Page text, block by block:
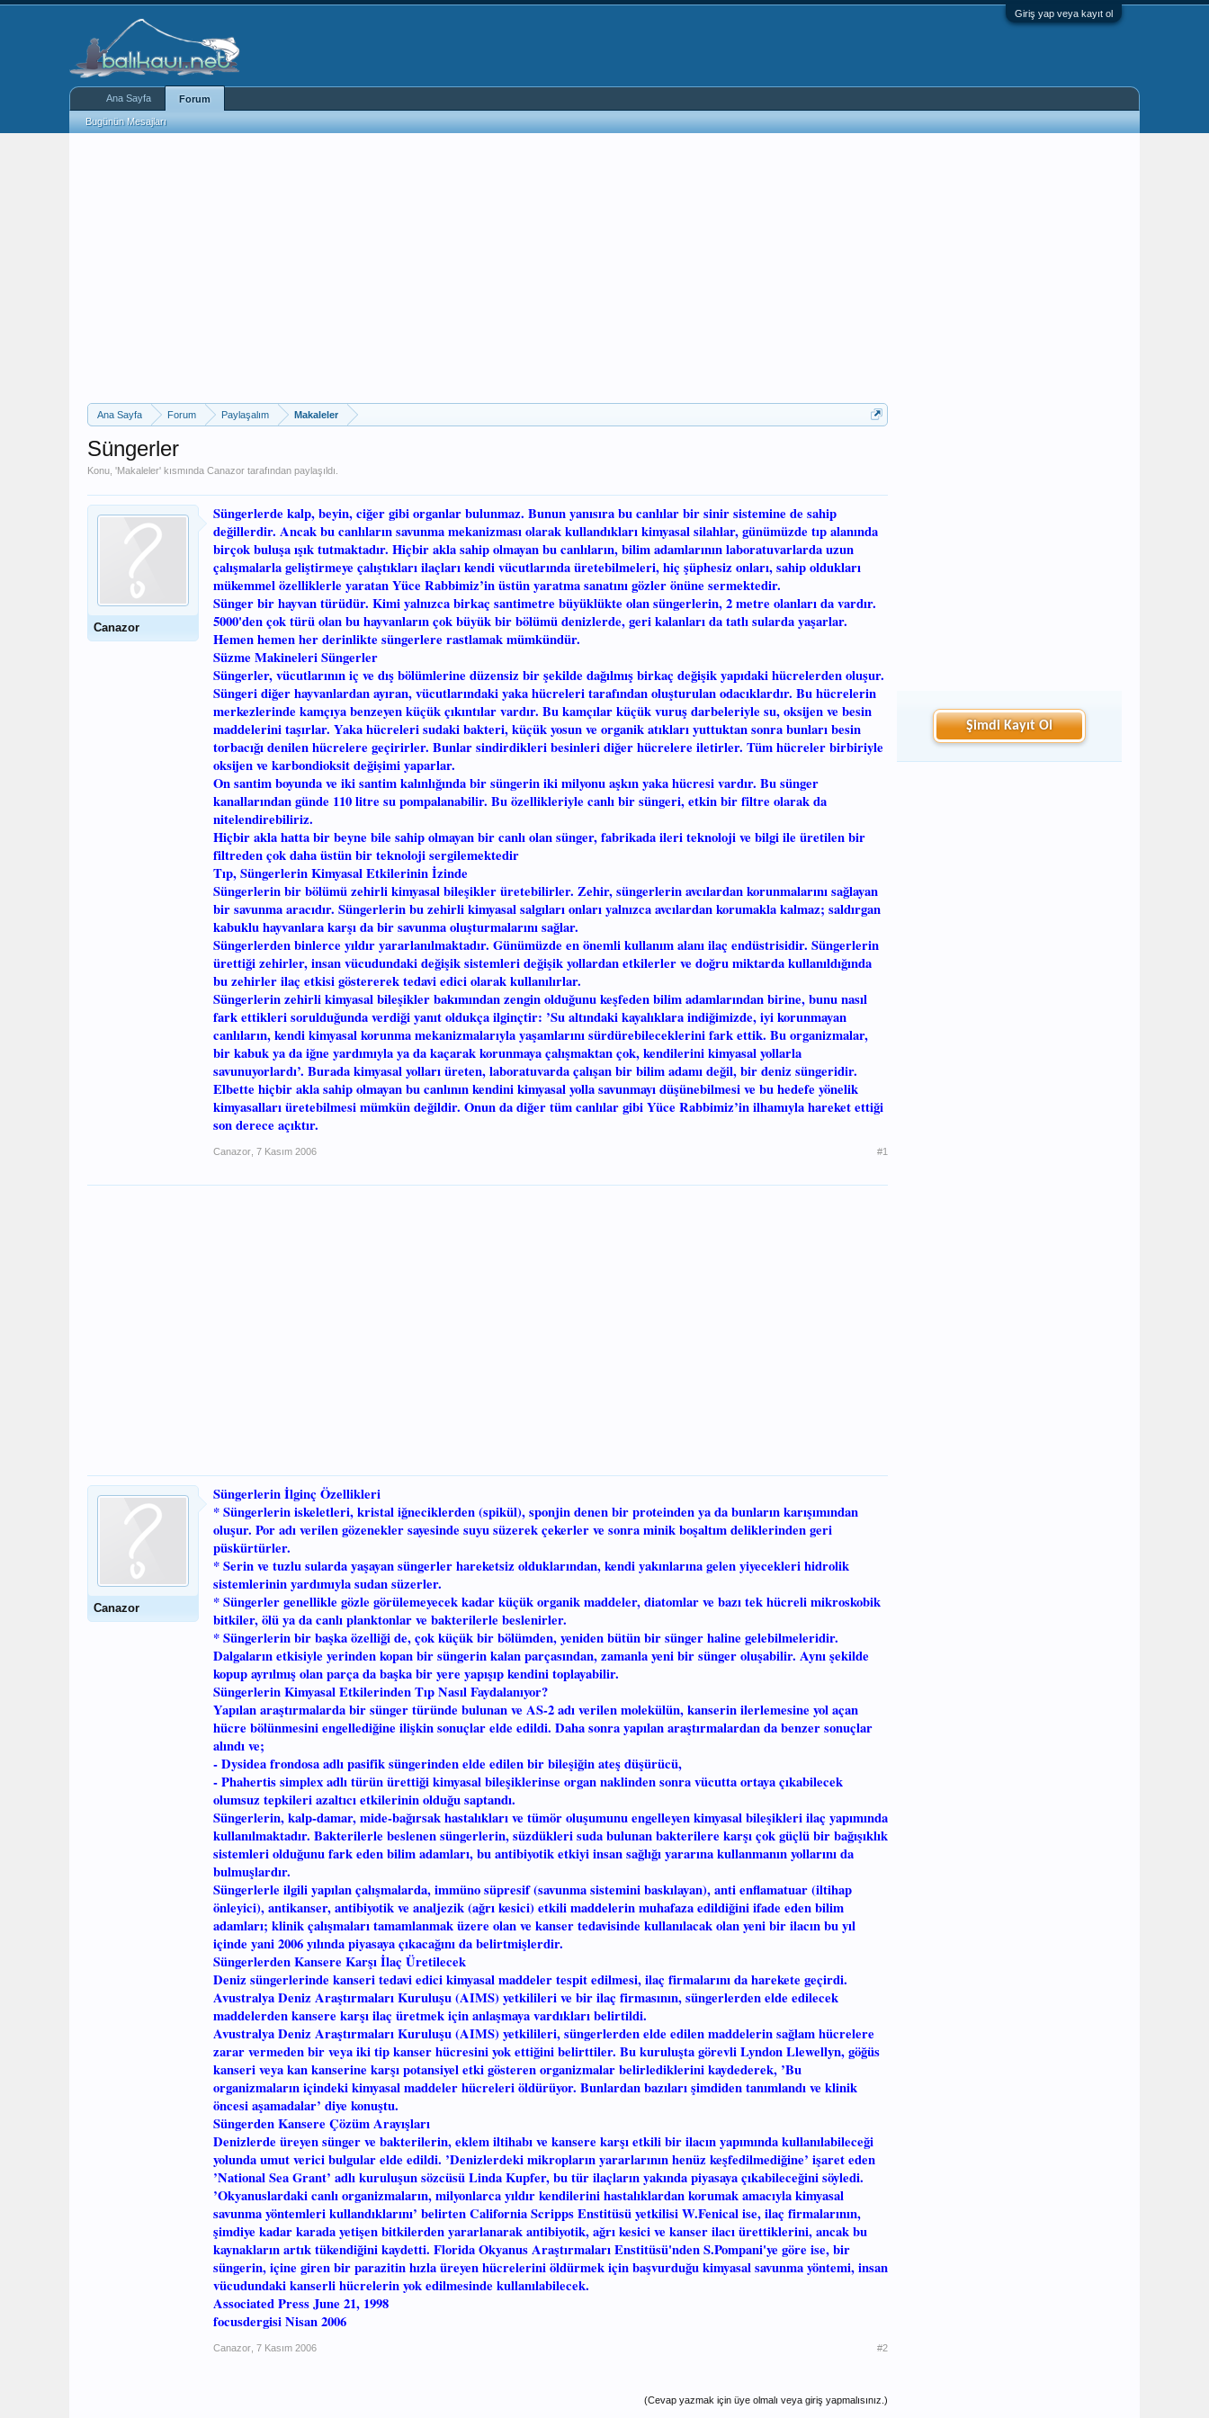
Giriş yap veya kayıt ol
Ana Sayfa Forum Paylaşalım Makaleler
Süngerler
Konu, 'Makaleler' kısmında Canazor tarafından paylaşıldı.
Canazor
Süngerlerde kalp, beyin, ciğer gibi organlar bulunmaz. Bunun yanısıra bu canlılar bir sinir sistemine de sahip
değillerdir. Ancak bu canlıların savunma mekanizması olarak kullandıkları kimyasal silahlar, günümüzde tıp alanında
birçok buluşa ışık tutmaktadır. Hiçbir akla sahip olmayan bu canlıların, bilim adamlarının laboratuvarlarda uzun
çalışmalarla geliştirmeye çalıştıkları ilaçları kendi vücutlarında üretebilmeleri, hiç şüphesiz onları, sahip oldukları
mükemmel özelliklerle yaratan Yüce Rabbimiz’in üstün yaratma sanatını gözler önüne sermektedir.
Sünger bir hayvan türüdür. Kimi yalnızca birkaç santimetre büyüklükte olan süngerlerin, 2 metre olanları da vardır.
5000'den çok türü olan bu hayvanların çok büyük bir bölümü denizlerde, geri kalanları da tatlı sularda yaşarlar.
Hemen hemen her derinlikte süngerlere rastlamak mümkündür.
Süzme Makineleri Süngerler
Süngerler, vücutlarının iç ve dış bölümlerine düzensiz bir şekilde dağılmış birkaç değişik yapıdaki hücrelerden oluşur.
Süngeri diğer hayvanlardan ayıran, vücutlarındaki yaka hücreleri tarafından oluşturulan odacıklardır. Bu hücrelerin
merkezlerinde kamçıya benzeyen küçük çıkıntılar vardır. Bu kamçılar küçük vuruş darbeleriyle su, oksijen ve besin
maddelerini taşırlar. Yaka hücreleri sudaki bakteri, küçük yosun ve organik atıkları yuttuktan sonra bunları besin
torbacığı denilen hücrelere geçirirler. Bunlar sindirdikleri besinleri diğer hücrelere iletirler. Tüm hücreler birbiriyle
oksijen ve karbondioksit değişimi yaparlar.
On santim boyunda ve iki santim kalınlığında bir süngerin iki milyonu aşkın yaka hücresi vardır. Bu sünger
kanallarından günde 110 litre su pompalanabilir. Bu özellikleriyle canlı bir süngeri, etkin bir filtre olarak da
nitelendirebiliriz.
Hiçbir akla hatta bir beyne bile sahip olmayan bir canlı olan sünger, fabrikada ileri teknoloji ve bilgi ile üretilen bir
filtreden çok daha üstün bir teknoloji sergilemektedir
Tıp, Süngerlerin Kimyasal Etkilerinin İzinde
Süngerlerin bir bölümü zehirli kimyasal bileşikler üretebilirler. Zehir, süngerlerin avcılardan korunmalarını sağlayan
bir savunma aracıdır. Süngerlerin bu zehirli kimyasal salgıları onları yalnızca avcılardan korumakla kalmaz; saldırgan
kabuklu hayvanlara karşı da bir savunma oluşturmalarını sağlar.
Süngerlerden binlerce yıldır yararlanılmaktadır. Günümüzde en önemli kullanım alanı ilaç endüstrisidir. Süngerlerin
ürettiği zehirler, insan vücudundaki değişik sistemleri değişik yollardan etkilerler ve doğru miktarda kullanıldığında
bu zehirler ilaç etkisi göstererek tedavi edici olarak kullanılırlar.
Süngerlerin zehirli kimyasal bileşikler bakımından zengin olduğunu keşfeden bilim adamlarından birine, bunu nasıl
fark ettikleri sorulduğunda verdiği yanıt oldukça ilginçtir: ’Su altındaki kayalıklara indiğimizde, iyi korunmayan
canlıların, kendi kimyasal korunma mekanizmalarıyla yaşamlarını sürdürebileceklerini fark ettik. Bu organizmalar,
bir kabuk ya da iğne yardımıyla ya da kaçarak korunmaya çalışmaktan çok, kendilerini kimyasal yollarla
savunuyorlardı’. Burada kimyasal yolları üreten, laboratuvarda çalışan bir bilim adamı değil, bir deniz süngeridir.
Elbette hiçbir akla sahip olmayan bu canlının kendini kimyasal yolla savunmayı düşünebilmesi ve bu hedefe yönelik
kimyasalları üretebilmesi mümkün değildir. Onun da diğer tüm canlılar gibi Yüce Rabbimiz’in ilhamıyla hareket ettiği
son derece açıktır.
Canazor 7 Kasım 2006 #1
Canazor
Süngerlerin İlginç Özellikleri
* Süngerlerin iskeletleri, kristal iğneciklerden (spikül), sponjin denen bir proteinden ya da bunların karışımından
oluşur. Por adı verilen gözenekler sayesinde suyu süzerek çekerler ve sonra minik boşaltım deliklerinden geri
püskürtürler.
* Serin ve tuzlu sularda yaşayan süngerler hareketsiz olduklarından, kendi yakınlarına gelen yiyecekleri hidrolik
sistemlerinin yardımıyla sudan süzerler.
* Süngerler genellikle gözle görülemeyecek kadar küçük organik maddeler, diatomlar ve bazı tek hücreli mikroskobik
bitkiler, ölü ya da canlı planktonlar ve bakterilerle beslenirler.
* Süngerlerin bir başka özelliği de, çok küçük bir bölümden, yeniden bütün bir sünger haline gelebilmeleridir.
Dalgaların etkisiyle yerinden kopan bir süngerin kalan parçasından, zamanla yeni bir sünger oluşabilir. Aynı şekilde
kopup ayrılmış olan parça da başka bir yere yapışıp kendini toplayabilir.
Süngerlerin Kimyasal Etkilerinden Tıp Nasıl Faydalanıyor?
Yapılan araştırmalarda bir sünger türünde bulunan ve AS-2 adı verilen molekülün, kanserin ilerlemesine yol açan
hücre bölünmesini engellediğine ilişkin sonuçlar elde edildi. Daha sonra yapılan araştırmalardan da benzer sonuçlar
alındı ve;
- Dysidea frondosa adlı pasifik süngerinden elde edilen bir bileşiğin ateş düşürücü,
- Phahertis simplex adlı türün ürettiği kimyasal bileşiklerinse organ naklinden sonra vücutta ortaya çıkabilecek
olumsuz tepkileri azaltıcı etkilerinin olduğu saptandı.
Süngerlerin, kalp-damar, mide-bağırsak hastalıkları ve tümör oluşumunu engelleyen kimyasal bileşikleri ilaç yapımında
kullanılmaktadır. Bakterilerle beslenen süngerlerin, süzdükleri suda bulunan bakterilere karşı çok güçlü bir bağışıklık
sistemleri olduğunu fark eden bilim adamları, bu antibiyotik etkiyi insan sağlığı yararına kullanmanın yollarını da
bulmuşlardır.
Süngerlerle ilgili yapılan çalışmalarda, immüno süpresif (savunma sistemini baskılayan), anti enflamatuar (iltihap
önleyici), antikanser, antibiyotik ve analjezik (ağrı kesici) etkili maddelerin muhafaza edildiğini ifade eden bilim
adamları; klinik çalışmaları tamamlanmak üzere olan ve kanser tedavisinde kullanılacak olan yeni bir ilacın bu yıl
içinde yani 2006 yılında piyasaya çıkacağını da belirtmişlerdir.
Süngerlerden Kansere Karşı İlaç Üretilecek
Deniz süngerlerinde kanseri tedavi edici kimyasal maddeler tespit edilmesi, ilaç firmalarını da harekete geçirdi.
Avustralya Deniz Araştırmaları Kuruluşu (AIMS) yetkilileri ve bir ilaç firmasının, süngerlerden elde edilecek
maddelerden kansere karşı ilaç üretmek için anlaşmaya vardıkları belirtildi.
Avustralya Deniz Araştırmaları Kuruluşu (AIMS) yetkilileri, süngerlerden elde edilen maddelerin sağlam hücrelere
zarar vermeden bir veya iki tip kanser hücresini yok ettiğini belirttiler. Bu kuruluşta görevli Lyndon Llewellyn, göğüs
kanseri veya kan kanserine karşı potansiyel etki gösteren organizmalar belirlediklerini kaydederek, ’Bu
organizmaların içindeki kimyasal maddeler hücreleri öldürüyor. Bunlardan bazıları şimdiden tanımlandı ve klinik
öncesi aşamadalar’ diye konuştu.
Süngerden Kansere Çözüm Arayışları
Denizlerde üreyen sünger ve bakterilerin, eklem iltihabı ve kansere karşı etkili bir ilacın yapımında kullanılabileceği
yolunda umut verici bulgular elde edildi. ’Denizlerdeki mikropların yararlarının henüz keşfedilmediğine’ işaret eden
’National Sea Grant’ adlı kuruluşun sözcüsü Linda Kupfer, bu tür ilaçların yakında piyasaya çıkabileceğini söyledi.
’Okyanuslardaki canlı organizmaların, milyonlarca yıldır kendilerini hastalıklardan korumak amacıyla kimyasal
savunma yöntemleri kullandıklarını’ belirten California Scripps Enstitüsü yetkilisi W.Fenical ise, ilaç firmalarının,
şimdiye kadar karada yetişen bitkilerden yararlanarak antibiyotik, ağrı kesici ve kanser ilacı ürettiklerini, ancak bu
kaynakların artık tükendiğini kaydetti. Florida Okyanus Araştırmaları Enstitüsü'nden S.Pompani'ye göre ise, bir
süngerin, içine giren bir parazitin hızla üreyen hücrelerini öldürmek için başvurduğu kimyasal savunma yöntemi, insan
vücudundaki kanserli hücrelerin yok edilmesinde kullanılabilecek.
Associated Press June 21, 1998
focusdergisi Nisan 2006
Canazor 7 Kasım 2006 #2
(Cevap yazmak için üye olmalı veya giriş yapmalısınız.)
Şimdi Kayıt Ol
Ana Sayfa Forum
Bugünün Mesajları